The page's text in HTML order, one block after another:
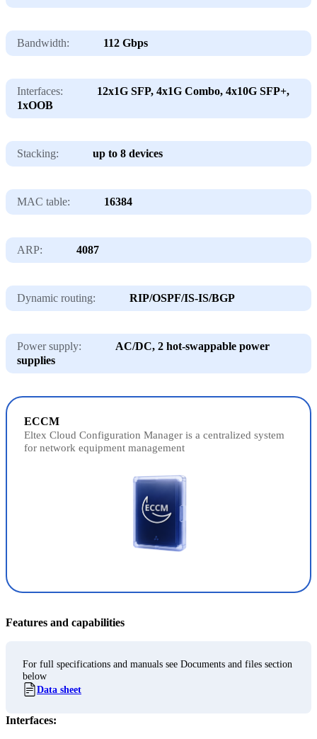
Bandwidth: 112 Gbps
Interfaces:
12x1G SFP, 4x1G Combo, 4x10G SFP+,
1xOOB
Stacking: up to 8 devices
MAC table: 16384
ARP: 4087
Dynamic routing: RIP/OSPF/IS-IS/BGP
Power supply:
AC/DC, 2 hot-swappable power
supplies
ECCM
Eltex Cloud Configuration Manager is a centralized system
for network equipment management
Features and capabilities
For full specifications and manuals see Documents and files section
below
Data sheet
Interfaces: